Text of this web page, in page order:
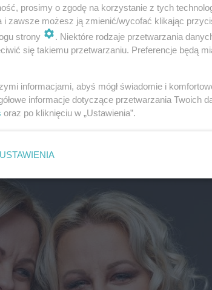
z programuGogglebox. Przed
które zastanawiają się, co się z nimi
wrócić na antenę stacji. Na to się
postów stanowią ostatnio
tym bliźniaczki zGogglebox. Przed
Wiele osób pewnie chętnie
prosimy o zgodę na korzystanie z tych
i zawsze możesz ją zmienić/wycofać klikając
strony
. Niektóre rodzaje przetwarzania
się takiemu przetwarzaniu. Preferencje będą
informacjami, abyś mógł świadomie i
informacje dotyczące przetwarzania Twoich
oraz po kliknięciu w „Ustawienia”.
USTAWIENIA